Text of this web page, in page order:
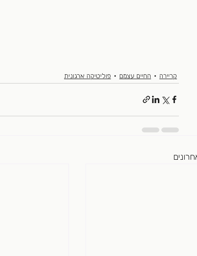
קריירה
החיים עצמם פוליטיקה ארגונית